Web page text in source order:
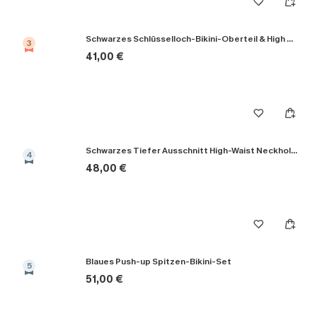
3 Schwarzes Schlüsselloch-Bikini-Oberteil & High Rise Bikinihose
41,00 €
4 Schwarzes Tiefer Ausschnitt High-Waist Neckholder-Bikini-Set
48,00 €
5 Blaues Push-up Spitzen-Bikini-Set
51,00 €